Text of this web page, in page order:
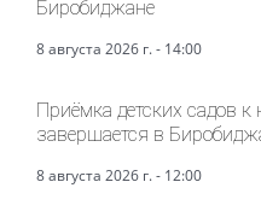
Биробиджане
8 августа 2026 г. - 14:00
Приёмка детских садов
завершается в
8 августа 2026 г. - 12:00